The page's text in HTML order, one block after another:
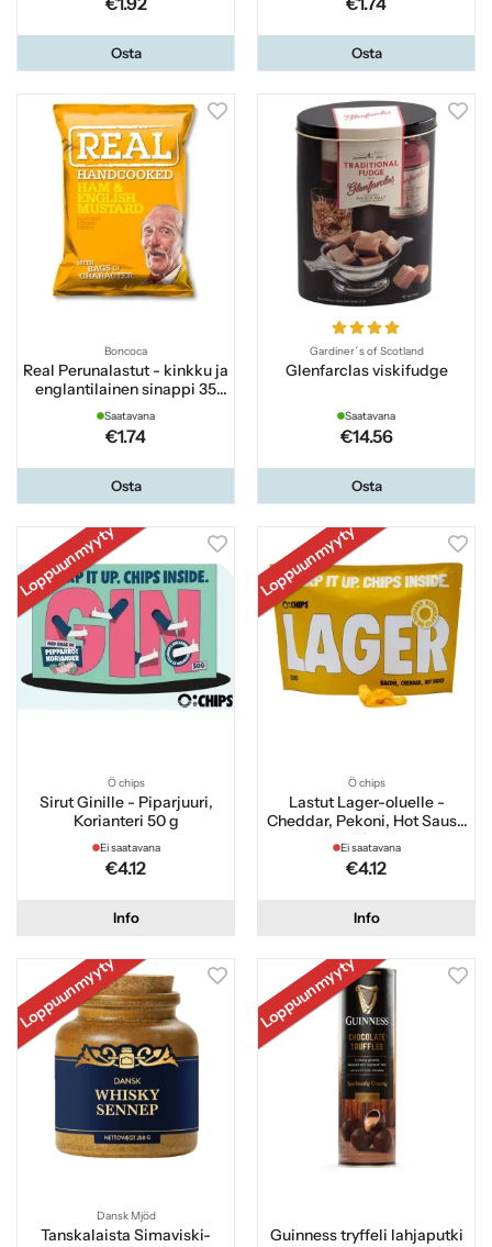
Osta Osta
Boncoca
Real Perunalastut - kinkku ja
englantilainen sinappi 35
grammaa
Saatavana
€1.74
Osta
Gardiner´s of Scotland
Glenfarclas viskifudge
Saatavana
€14.56
Osta
Loppuunmyyty
Ö chips
Sirut Ginille - Piparjuuri,
Korianteri 50 g
Ei saatavana
€4.12
Info
Loppuunmyyty
Ö chips
Lastut Lager-oluelle -
Cheddar, Pekoni, Hot Sause
50 g
Ei saatavana
€4.12
Info
Loppuunmyyty
Dansk Mjöd
Tanskalaista Simaviski-
Loppuunmyyty
Guinness tryffeli lahjaputki